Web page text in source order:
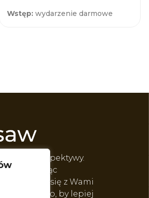
Wstęp: wydarzenie darmowe
perspektywy.
tworząc
podzielić się z Wami
Po to, by lepiej